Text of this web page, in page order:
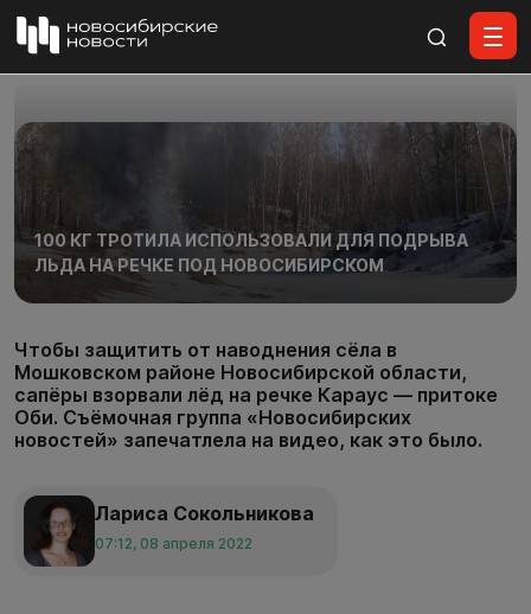
100 КГ ТРОТИЛА ИСПОЛЬЗОВАЛИ ДЛЯ ПОДРЫВА
ЛЬДА НА РЕЧКЕ ПОД НОВОСИБИРСКОМ
Чтобы защитить от наводнения сёла в
Мошковском районе Новосибирской области,
сапёры взорвали лёд на речке Караус — притоке
Оби. Съёмочная группа «Новосибирских
новостей» запечатлела на видео, как это было.
Лариса Сокольникова
07:12, 08 апреля 2022